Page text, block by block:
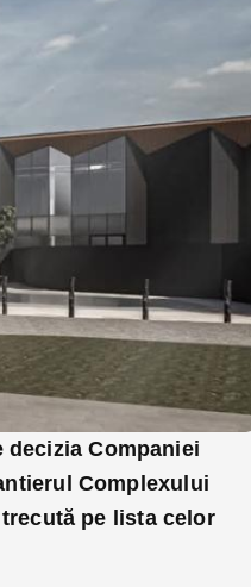
decizia Companiei
Complexului
pe lista celor